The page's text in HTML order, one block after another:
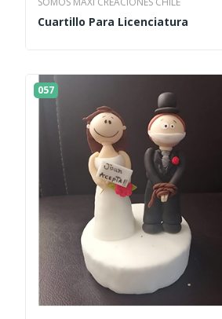
Cuartillo Para Licenciatura
057